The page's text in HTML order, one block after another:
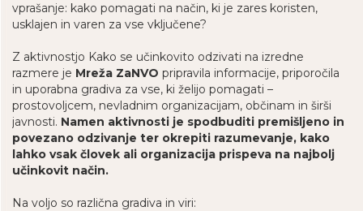
vprašanje: kako pomagati na način, ki je zares koristen,
usklajen in varen za vse vključene?
Z aktivnostjo Kako se učinkovito odzivati na izredne
razmere je Mreža ZaNVO pripravila informacije, priporočila
in uporabna gradiva za vse, ki želijo pomagati –
prostovoljcem, nevladnim organizacijam, občinam in širši
javnosti. Namen aktivnosti je spodbuditi premišljeno in
povezano odzivanje ter okrepiti razumevanje, kako
lahko vsak človek ali organizacija prispeva na najbolj
učinkovit način.
Na voljo so različna gradiva in viri: